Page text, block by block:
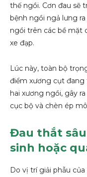
thế ngồi. Cơn đau sẽ
bệnh ngồi ngả lưng
ngồi trên các bề mặt
xe đạp.
Lúc này, toàn bộ
điểm xương cụt đang
hai xương ngồi, gây
cục bộ và chèn ép
Đau thắt
sinh hoặc
Do vị trí giải phẫu